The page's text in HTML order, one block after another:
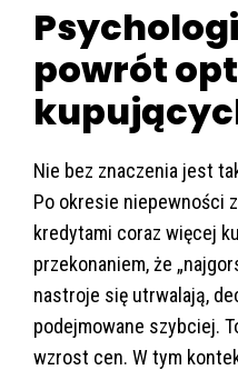
powrót
Nie bez znaczenia jest
Po okresie niepewności
kredytami coraz więcej
przekonaniem, że
nastroje się utrwalają,
podejmowane szybciej.
wzrost cen. W tym